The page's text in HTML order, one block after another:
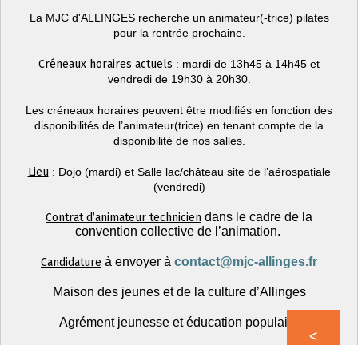
La MJC d'ALLINGES recherche un animateur(-trice) pilates
pour la rentrée prochaine.
Créneaux horaires actuels : mardi de 13h45 à 14h45 et
vendredi de 19h30 à 20h30.
Les créneaux horaires peuvent être modifiés en fonction des
disponibilités de l’animateur(trice) en tenant compte de la
disponibilité de nos salles.
Lieu : Dojo (mardi) et Salle lac/château site de l’aérospatiale
(vendredi)
Contrat d’animateur technicien dans le cadre de la
convention collective de l’animation.
Candidature à envoyer à contact@mjc-allinges.fr
Maison des jeunes et de la culture d’Allinges
Agrément jeunesse et éducation populaire